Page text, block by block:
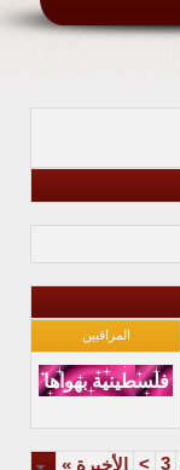
المراقبين
3
> الأخيرة »